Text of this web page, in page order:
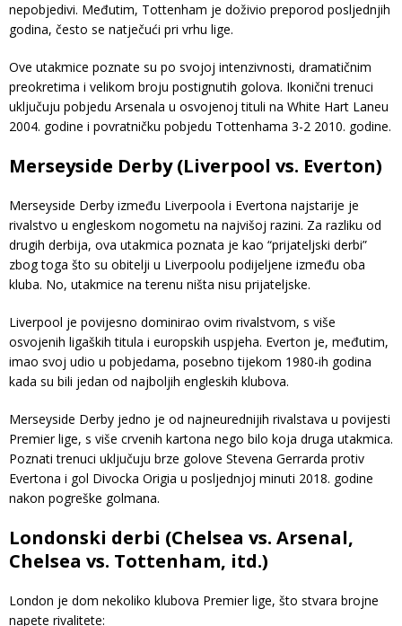
nepobjedivi. Međutim, Tottenham je doživio preporod posljednjih
godina, često se natječući pri vrhu lige.
Ove utakmice poznate su po svojoj intenzivnosti, dramatičnim
preokretima i velikom broju postignutih golova. Ikonični trenuci
uključuju pobjedu Arsenala u osvojenoj tituli na White Hart Laneu
2004. godine i povratničku pobjedu Tottenhama 3-2 2010. godine.
Merseyside Derby (Liverpool vs. Everton)
Merseyside Derby između Liverpoola i Evertona najstarije je
rivalstvo u engleskom nogometu na najvišoj razini. Za razliku od
drugih derbija, ova utakmica poznata je kao “prijateljski derbi”
zbog toga što su obitelji u Liverpoolu podijeljene između oba
kluba. No, utakmice na terenu ništa nisu prijateljske.
Liverpool je povijesno dominirao ovim rivalstvom, s više
osvojenih ligaških titula i europskih uspjeha. Everton je, međutim,
imao svoj udio u pobjedama, posebno tijekom 1980-ih godina
kada su bili jedan od najboljih engleskih klubova.
Merseyside Derby jedno je od najneurednijih rivalstava u povijesti
Premier lige, s više crvenih kartona nego bilo koja druga utakmica.
Poznati trenuci uključuju brze golove Stevena Gerrarda protiv
Evertona i gol Divocka Origia u posljednjoj minuti 2018. godine
nakon pogreške golmana.
Londonski derbi (Chelsea vs. Arsenal,
Chelsea vs. Tottenham, itd.)
London je dom nekoliko klubova Premier lige, što stvara brojne
napete rivalitete: